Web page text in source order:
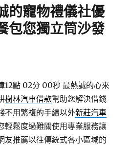
的寵物禮儀社優
包您獨立筒沙發
12點 02分 00秒 最熱誠的心來
樹林汽車借款幫助您解決借錢
不用繁複的手續以外新莊汽車
輕鬆度過難關使用專業服務讓
友推薦以往傳統式各小區域的